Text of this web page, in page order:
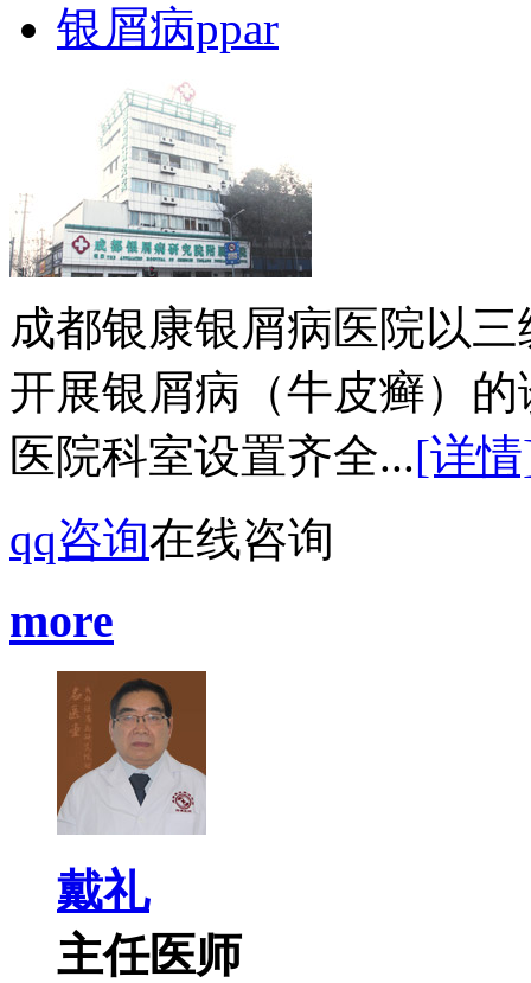
银屑病ppar
成都银康银屑病医院以
开展银屑病（牛皮癣）
医院科室设置齐全...[详
qq咨询在线咨询
more
戴礼
主任医师